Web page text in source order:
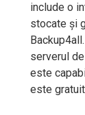
include o
stocate și
serverul
este
este